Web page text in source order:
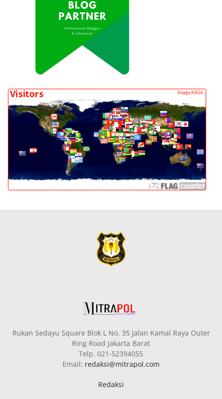
Rukan Sedayu Square Blok L No. 35 Jalan Kamal Raya Outer
Ring Road Jakarta Barat
Telp. 021-52394055
Email: redaksi@mitrapol.com
Redaksi